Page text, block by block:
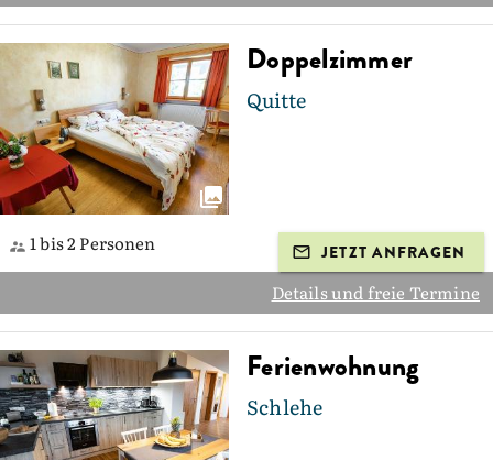
Doppelzimmer
Quitte
1 bis 2 Personen JETZT ANFRAGEN
Details und freie Termine
Ferienwohnung
Schlehe